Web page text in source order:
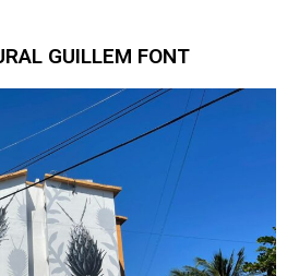
GUILLEM FONT